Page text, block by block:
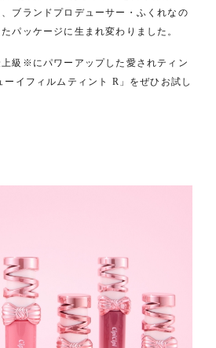
ブランドプロデューサー・ふくれなの
パッケージに⽣まれ変わりました。
級※にパワーアップした愛されティン
ーイフィルムティント R」をぜひお試し